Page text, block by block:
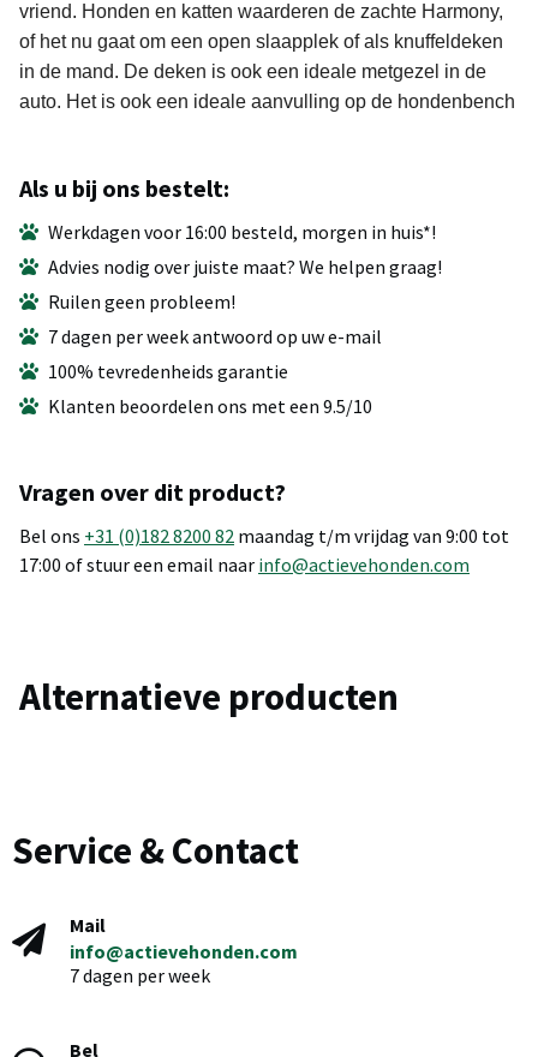
vriend. Honden en katten waarderen de zachte Harmony,
of het nu gaat om een open slaapplek of als knuffeldeken
in de mand. De deken is ook een ideale metgezel in de
auto. Het is ook een ideale aanvulling op de hondenbench
Als u bij ons bestelt:
Werkdagen voor 16:00 besteld, morgen in huis*!
Advies nodig over juiste maat? We helpen graag!
Ruilen geen probleem!
7 dagen per week antwoord op uw e-mail
100% tevredenheids garantie
Klanten beoordelen ons met een 9.5/10
Vragen over dit product?
Bel ons +31 (0)182 8200 82 maandag t/m vrijdag van 9:00 tot
17:00 of stuur een email naar info@actievehonden.com
Alternatieve producten
Service & Contact
Mail
info@actievehonden.com
7 dagen per week
Bel